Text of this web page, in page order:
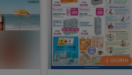
-2 GIORNI